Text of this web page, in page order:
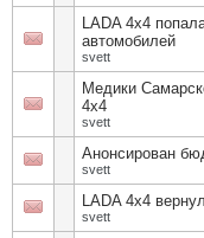
LADA 4х4
автомобилей
svett
Медики
4х4
svett
Анонсирован
svett
LADA 4х4
svett